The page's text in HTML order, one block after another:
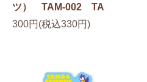
ツ） TAM-002 TA
300円(税込330円)